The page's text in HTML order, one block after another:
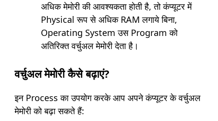
अधिक मेमोरी की आवश्यकता होती है, तो कंप्यूटर में
Physical रूप से अधिक RAM लगाये बिना,
Operating System उस Program को
अतिरिक्त वर्चुअल मेमोरी देता है।
वर्चुअल मेमोरी कैसे बढ़ाएं?
इन Process का उपयोग करके आप अपने कंप्यूटर के वर्चुअल
मेमोरी को बढ़ा सकते हैं: